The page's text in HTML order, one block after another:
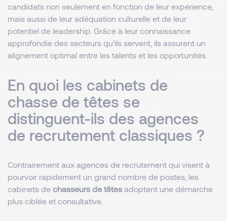
candidats non seulement en fonction de leur expérience,
mais aussi de leur adéquation culturelle et de leur
potentiel de leadership. Grâce à leur connaissance
approfondie des secteurs qu’ils servent, ils assurent un
alignement optimal entre les talents et les opportunités.
En quoi les cabinets de
chasse de têtes se
distinguent-ils des agences
de recrutement classiques ?
Contrairement aux agences de recrutement qui visent à
pourvoir rapidement un grand nombre de postes, les
cabinets de chasseurs de têtes adoptent une démarche
plus ciblée et consultative.